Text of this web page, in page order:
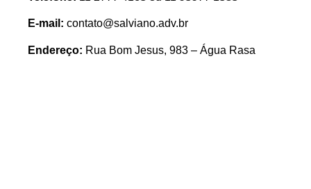
E-mail: contato@salviano.adv.br
Endereço: Rua Bom Jesus, 983 – Água Rasa